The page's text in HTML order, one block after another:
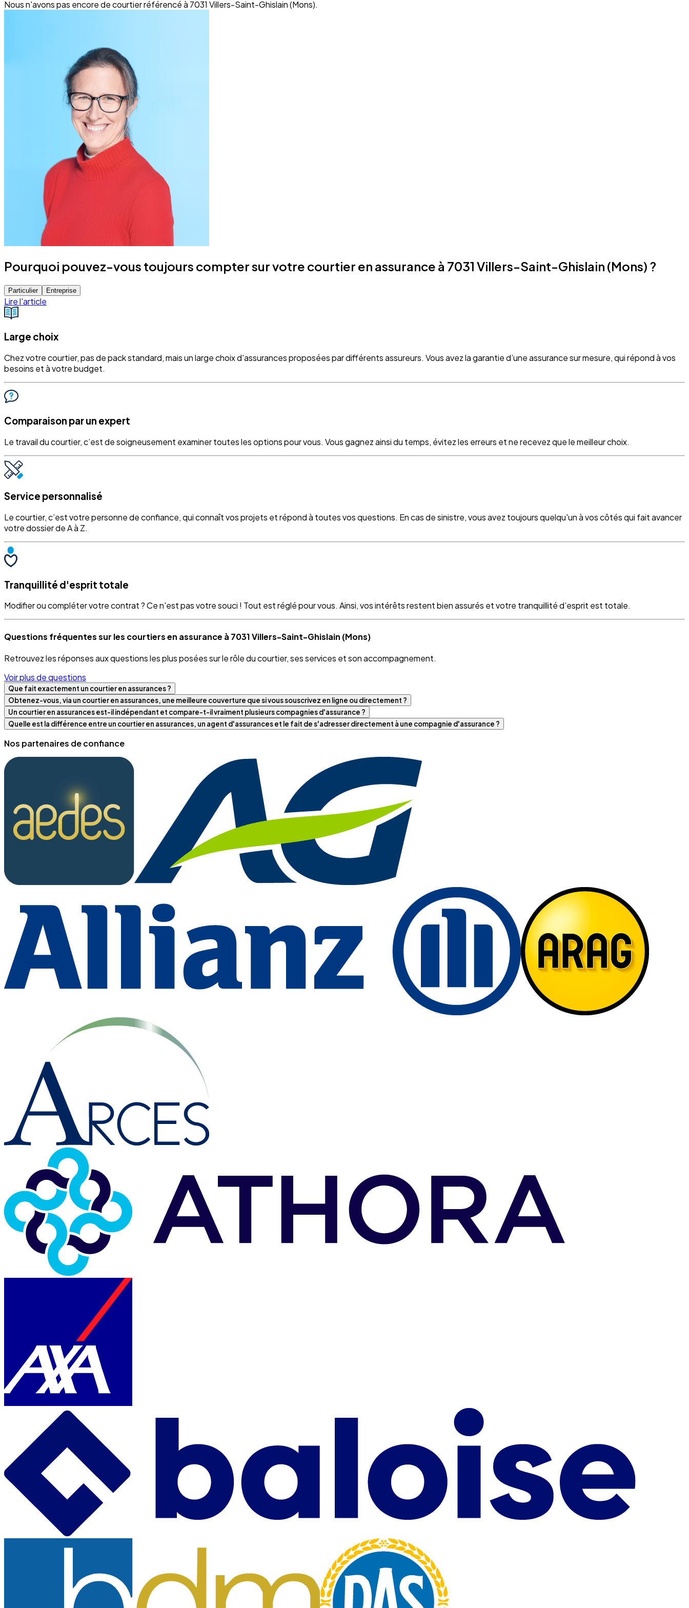
Nous n'avons pas encore de courtier référencé à 7031 Villers-Saint-Ghislain (Mons).
Pourquoi pouvez-vous toujours compter sur votre courtier en assurance à 7031 Villers-Saint-Ghislain (Mons) ?
Particulier Entreprise
Lire l'article
Large choix
Chez votre courtier, pas de pack standard, mais un large choix d'assurances proposées par différents assureurs. Vous avez la garantie d’une assurance sur mesure, qui répond à vos
besoins et à votre budget.
Comparaison par un expert
Le travail du courtier, c’est de soigneusement examiner toutes les options pour vous. Vous gagnez ainsi du temps, évitez les erreurs et ne recevez que le meilleur choix.
Service personnalisé
Le courtier, c’est votre personne de confiance, qui connaît vos projets et répond à toutes vos questions. En cas de sinistre, vous avez toujours quelqu'un à vos côtés qui fait avancer
votre dossier de A à Z.
Tranquillité d'esprit totale
Modifier ou compléter votre contrat ? Ce n'est pas votre souci ! Tout est réglé pour vous. Ainsi, vos intérêts restent bien assurés et votre tranquillité d’esprit est totale.
Questions fréquentes sur les courtiers en assurance à 7031 Villers-Saint-Ghislain (Mons)
Retrouvez les réponses aux questions les plus posées sur le rôle du courtier, ses services et son accompagnement.
Voir plus de questions
Que fait exactement un courtier en assurances ?
Obtenez-vous, via un courtier en assurances, une meilleure couverture que si vous souscrivez en ligne ou directement ?
Un courtier en assurances est-il indépendant et compare-t-il vraiment plusieurs compagnies d'assurance ?
Quelle est la différence entre un courtier en assurances, un agent d'assurances et le fait de s'adresser directement à une compagnie d'assurance ?
Nos partenaires de confiance